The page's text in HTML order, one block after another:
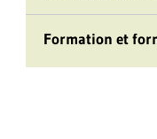
Formation et